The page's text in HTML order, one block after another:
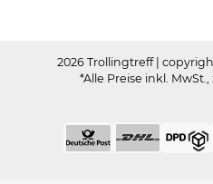
2026 Trollingtreff |
*Alle Preise inkl.